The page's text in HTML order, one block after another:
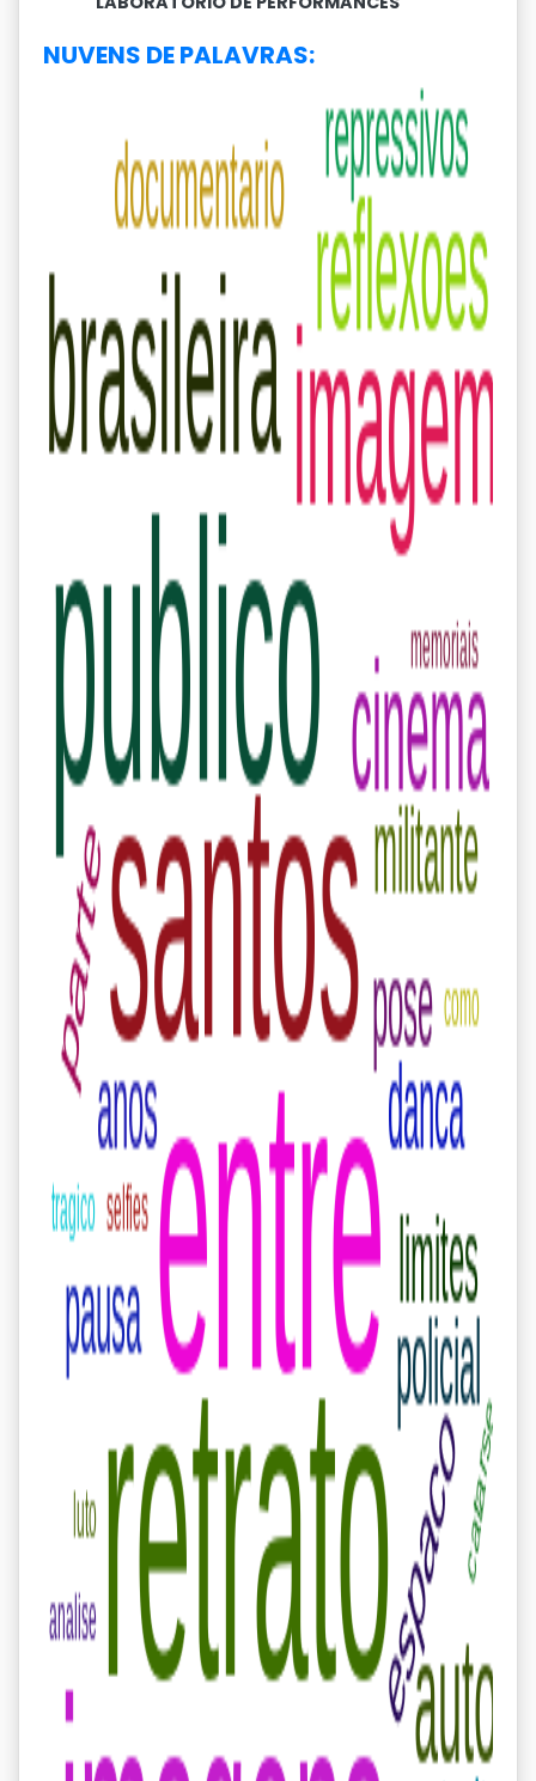
NUVENS DE PALAVRAS: